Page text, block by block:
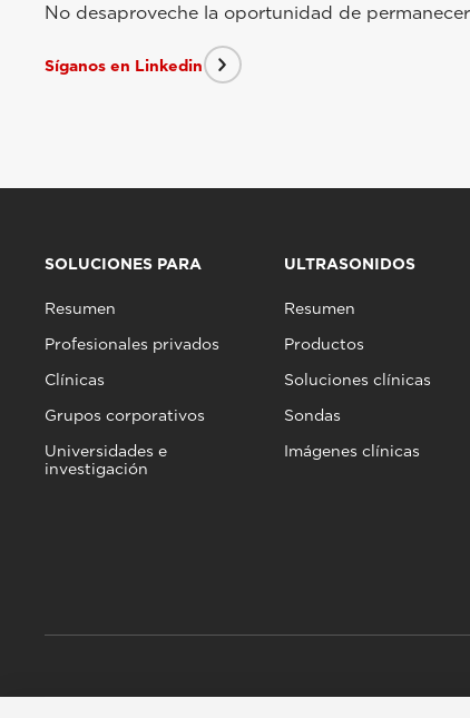
No desaproveche la oportunidad de
Síganos en Linkedin
SOLUCIONES PARA
Resumen
Profesionales privados
Clínicas
Grupos corporativos
Universidades e
investigación
ULTRASONIDOS
Resumen
Productos
Soluciones clínicas
Sondas
Imágenes clínicas